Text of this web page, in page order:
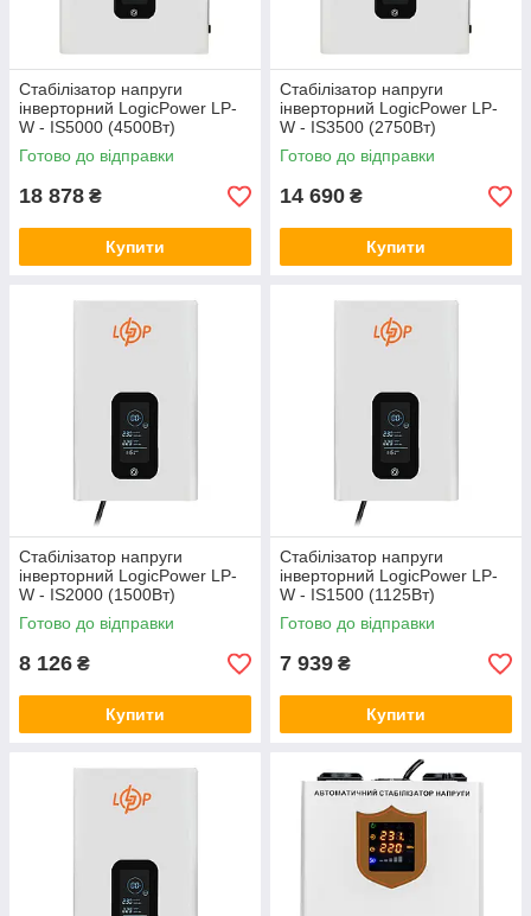
Стабілізатор напруги
інверторний LogicPower LP-
W - IS5000 (4500Вт)
Готово до відправки
18 878 ₴
Купити
Стабілізатор напруги
інверторний LogicPower LP-
W - IS3500 (2750Вт)
Готово до відправки
14 690 ₴
Купити
Стабілізатор напруги
інверторний LogicPower LP-
W - IS2000 (1500Вт)
Готово до відправки
8 126 ₴
Купити
Стабілізатор напруги
інверторний LogicPower LP-
W - IS1500 (1125Вт)
Готово до відправки
7 939 ₴
Купити